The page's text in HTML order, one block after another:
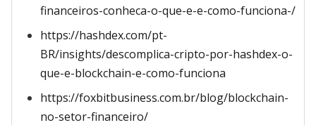
financeiros-conheca-o-que-e-e-como-funciona-/
https://hashdex.com/pt-
BR/insights/descomplica-cripto-por-hashdex-o-
que-e-blockchain-e-como-funciona
https://foxbitbusiness.com.br/blog/blockchain-
no-setor-financeiro/